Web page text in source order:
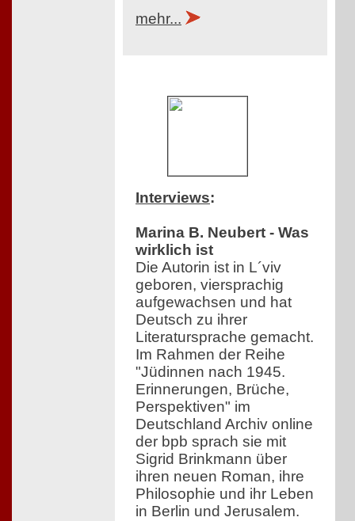
mehr...
Interviews:
Marina B. Neubert - Was
wirklich ist
Die Autorin ist in L´viv
geboren, viersprachig
aufgewachsen und hat
Deutsch zu ihrer
Literatursprache gemacht.
Im Rahmen der Reihe
"Jüdinnen nach 1945.
Erinnerungen, Brüche,
Perspektiven" im
Deutschland Archiv online
der bpb sprach sie mit
Sigrid Brinkmann über
ihren neuen Roman, ihre
Philosophie und ihr Leben
in Berlin und Jerusalem.